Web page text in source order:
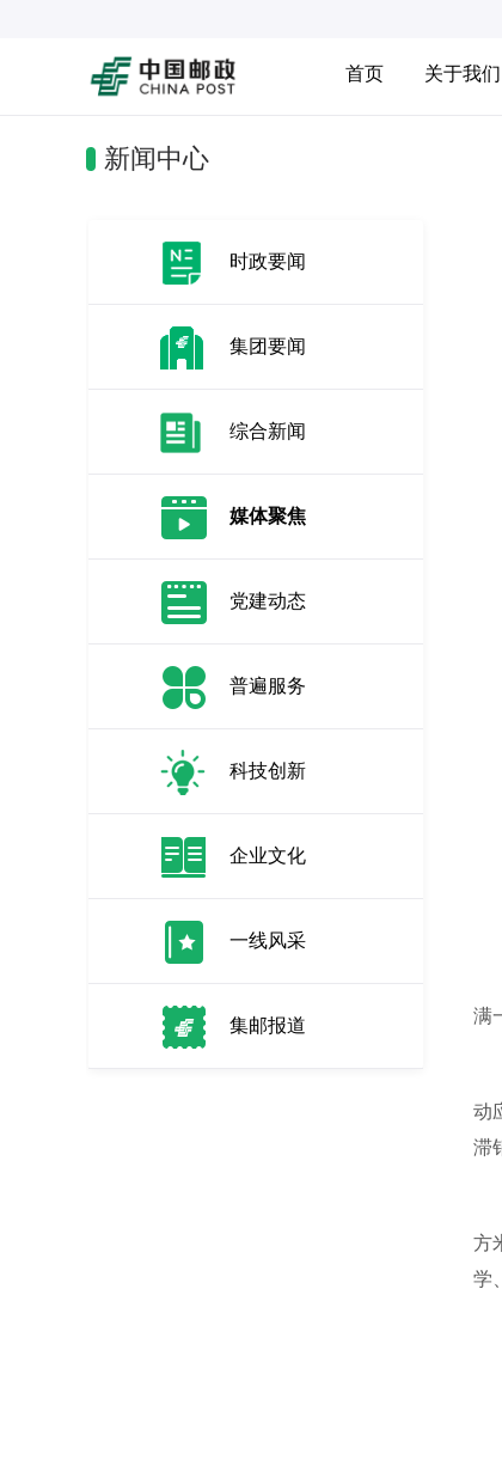
首页 关于我们
新闻中心
时政要闻
集团要闻
综合新闻
媒体聚焦
党建动态
普遍服务
科技创新
企业文化
一线风采
集邮报道
“
满
6
动
滞
方
学